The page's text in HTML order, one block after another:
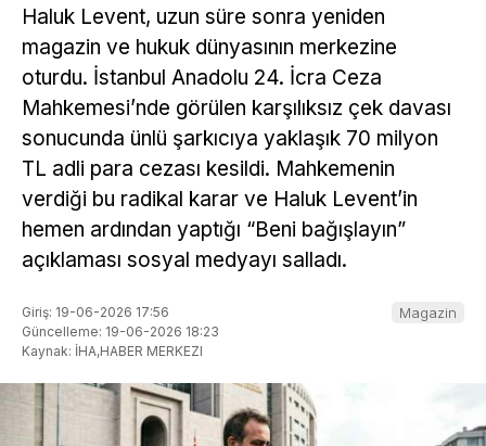
Haluk Levent, uzun süre sonra yeniden
magazin ve hukuk dünyasının merkezine
oturdu. İstanbul Anadolu 24. İcra Ceza
Mahkemesi’nde görülen karşılıksız çek davası
sonucunda ünlü şarkıcıya yaklaşık 70 milyon
TL adli para cezası kesildi. Mahkemenin
verdiği bu radikal karar ve Haluk Levent’in
hemen ardından yaptığı “Beni bağışlayın”
açıklaması sosyal medyayı salladı.
Giriş: 19-06-2026 17:56
Güncelleme: 19-06-2026 18:23
Kaynak: İHA,HABER MERKEZI
Magazin